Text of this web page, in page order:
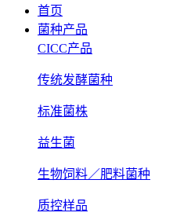
首页
菌种产品
CICC产品
传统发酵菌种
标准菌株
益生菌
生物饲料／肥料菌种
质控样品